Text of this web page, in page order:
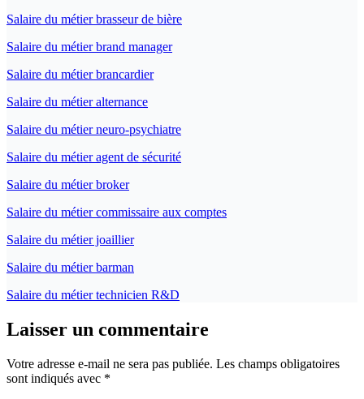
Salaire du métier brasseur de bière
Salaire du métier brand manager
Salaire du métier brancardier
Salaire du métier alternance
Salaire du métier neuro-psychiatre
Salaire du métier agent de sécurité
Salaire du métier broker
Salaire du métier commissaire aux comptes
Salaire du métier joaillier
Salaire du métier barman
Salaire du métier technicien R&D
Laisser un commentaire
Votre adresse e-mail ne sera pas publiée. Les champs obligatoires
sont indiqués avec *